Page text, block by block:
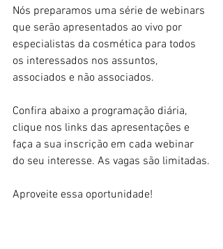
Nós preparamos uma série de webinars
que serão apresentados ao vivo por
especialistas da cosmética para todos
os interessados nos assuntos,
associados e não associados.
Confira abaixo a programação diária,
clique nos links das apresentações e
faça a sua inscrição em cada webinar
do seu interesse. As vagas são limitadas.
Aproveite essa oportunidade!